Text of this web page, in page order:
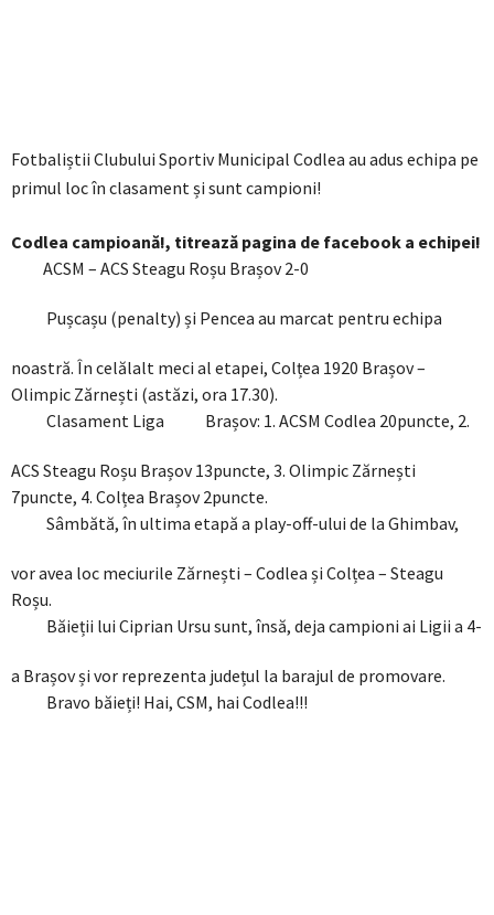
Fotbaliștii Clubului Sportiv Municipal Codlea au adus echipa pe
primul loc în clasament și sunt campioni!
Codlea campioană!, titrează pagina de facebook a echipei!
ACSM – ACS Steagu Roșu Brașov 2-0
Pușcașu (penalty) și Pencea au marcat pentru echipa
noastră. În celălalt meci al etapei, Colțea 1920 Brașov –
Olimpic Zărnești (astăzi, ora 17.30).
Clasament Liga
Brașov: 1. ACSM Codlea 20puncte, 2.
ACS Steagu Roșu Brașov 13puncte, 3. Olimpic Zărnești
7puncte, 4. Colțea Brașov 2puncte.
Sâmbătă, în ultima etapă a play-off-ului de la Ghimbav,
vor avea loc meciurile Zărnești – Codlea și Colțea – Steagu
Roșu.
Băieții lui Ciprian Ursu sunt, însă, deja campioni ai Ligii a 4-
a Brașov și vor reprezenta județul la barajul de promovare.
Bravo băieți! Hai, CSM, hai Codlea!!!